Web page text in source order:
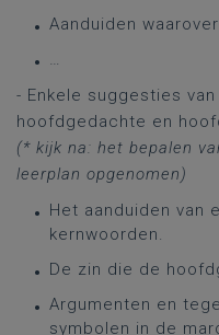
Aanduiden
…
- Enkele suggesties
hoofdgedachte en
(* kijk na: het bepalen
leerplan opgenomen)
Het aanduiden van
kernwoorden.
De zin die de
Argumenten en
symbolen in de